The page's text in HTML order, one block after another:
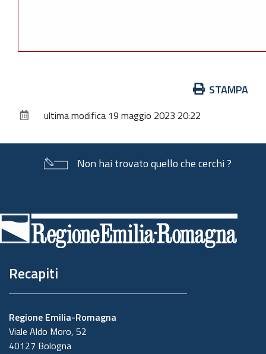
documento
STAMPA
ultima modifica 19 maggio 2023 20:22
Non hai trovato quello che cerchi ?
di
pagina
Recapiti
Regione Emilia-Romagna
Viale Aldo Moro, 52
40127 Bologna